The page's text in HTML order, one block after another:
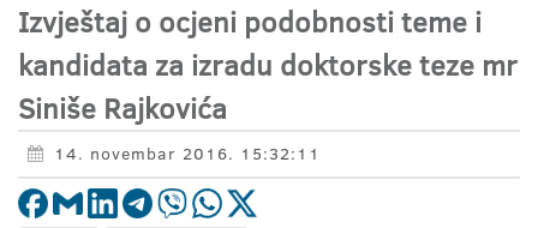
Izvještaj o ocjeni podobnosti teme i
kandidata za izradu doktorske teze mr
Siniše Rajkovića
14. novembar 2016. 15:32:11